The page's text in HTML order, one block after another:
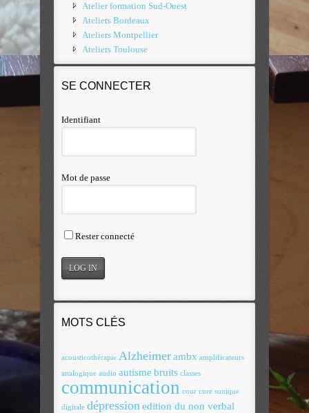
Atelier formation Sud-Ouest
Ateliers Bordeaux
Ateliers Montpellier
Ateliers Toulouse
SE CONNECTER
Identifiant
Mot de passe
Rester connecté
MOTS CLÉS
acousticothérapie Alzheimerambx amplificateurs
analogique audio autisme bruits classes
communication cour cure sonique
digitale dépressionedition du non verbal